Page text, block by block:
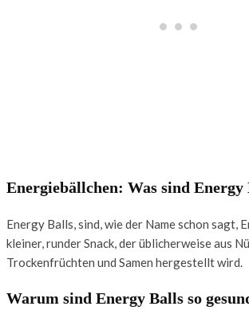
Energiebällchen: Was sind Energy
Energy Balls, sind, wie der Name schon sagt,
kleiner, runder Snack, der üblicherweise aus
Trockenfrüchten und Samen hergestellt wird.
Warum sind Energy Balls so